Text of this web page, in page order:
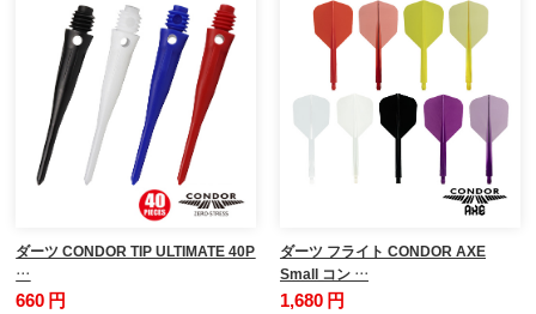
ダーツ CONDOR TIP ULTIMATE 40P
…
660 円
ダーツ フライト CONDOR AXE
Small コン …
1,680 円